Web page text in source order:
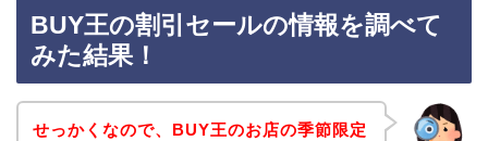
BUY王の割引セールの情報を調べて
みた結果！
せっかくなので、BUY王のお店の季節限定